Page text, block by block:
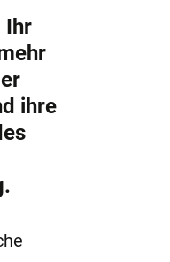
Ihr
ihre